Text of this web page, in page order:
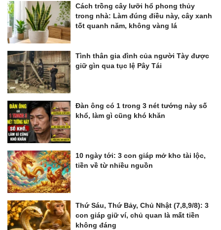
Cách trồng cây lưỡi hổ phong thủy
trong nhà: Làm đúng điều này, cây xanh
tốt quanh năm, không vàng lá
Tình thân gia đình của người Tày được
giữ gìn qua tục lệ Pây Tái
Đàn ông có 1 trong 3 nét tướng này số
khổ, làm gì cũng khó khăn
10 ngày tới: 3 con giáp mở kho tài lộc,
tiền về từ nhiều nguồn
Thứ Sáu, Thứ Bảy, Chủ Nhật (7,8,9/8): 3
con giáp giữ ví, chủ quan là mất tiền
không đáng